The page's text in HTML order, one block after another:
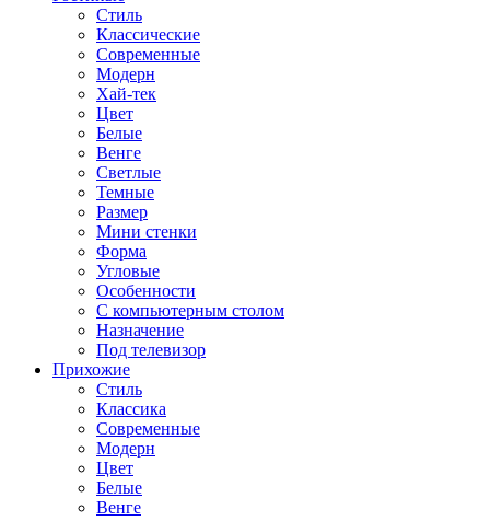
Стиль
Классические
Современные
Модерн
Хай-тек
Цвет
Белые
Венге
Светлые
Темные
Размер
Мини стенки
Форма
Угловые
Особенности
С компьютерным столом
Назначение
Под телевизор
Прихожие
Стиль
Классика
Современные
Модерн
Цвет
Белые
Венге